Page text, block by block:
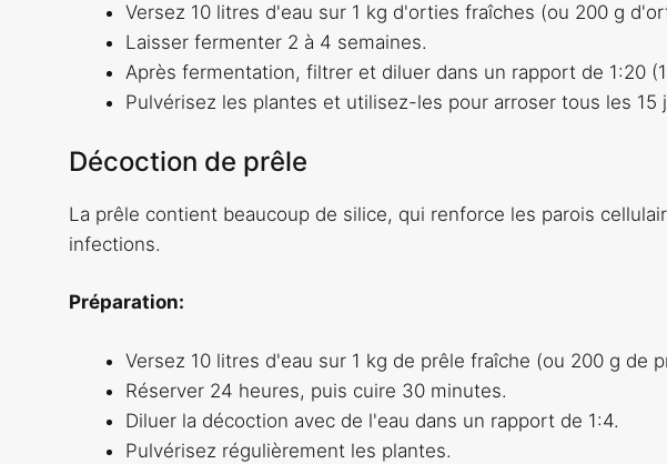
Versez 10 litres d'eau sur 1 kg d'orties fraîches (ou 200 g
Laisser fermenter 2 à 4 semaines.
Après fermentation, filtrer et diluer dans un rapport de 1:20
Pulvérisez les plantes et utilisez-les pour arroser tous les 15
Décoction de prêle
La prêle contient beaucoup de silice, qui renforce les parois
infections.
Préparation:
Versez 10 litres d'eau sur 1 kg de prêle fraîche (ou 200 g de
Réserver 24 heures, puis cuire 30 minutes.
Diluer la décoction avec de l'eau dans un rapport de 1:4.
Pulvérisez régulièrement les plantes.